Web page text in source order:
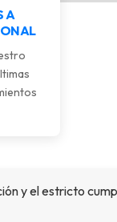
A
y el estricto